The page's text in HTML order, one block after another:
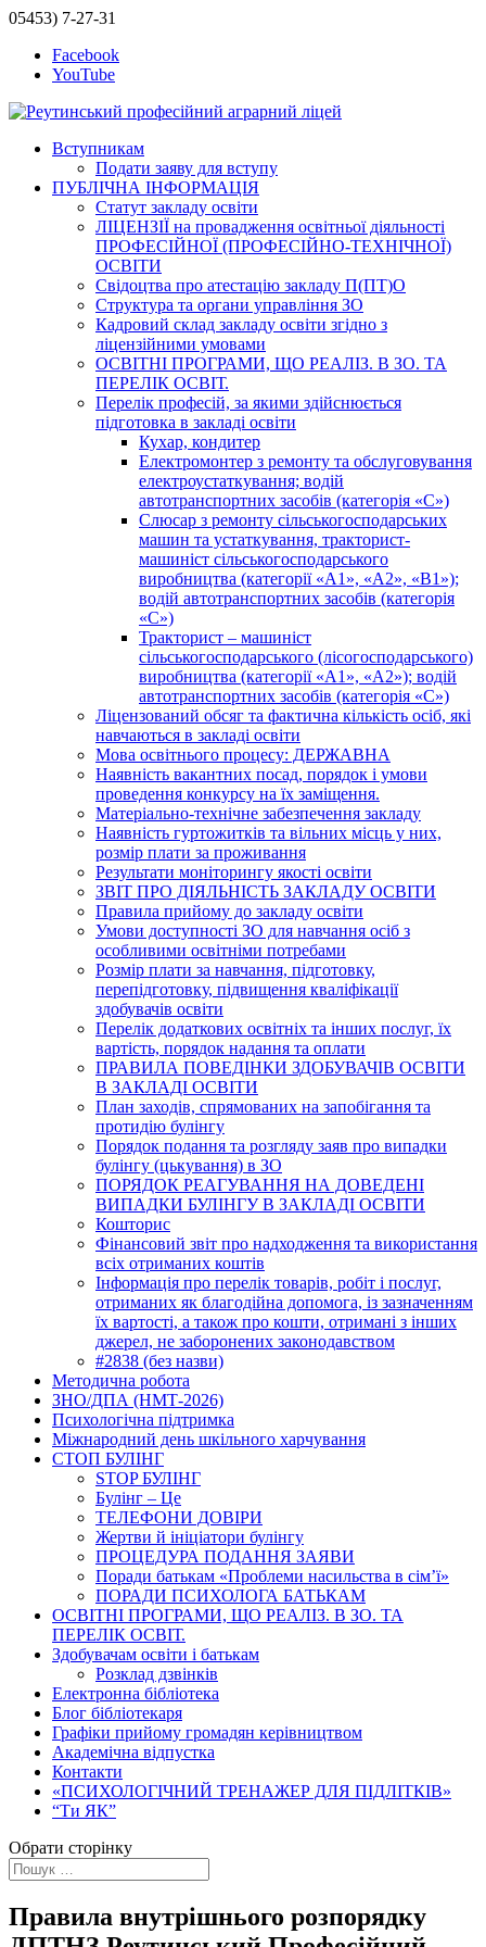
05453) 7-27-31
Facebook
YouTube
Вступникам
Подати заяву для вступу
ПУБЛІЧНА ІНФОРМАЦІЯ
Статут закладу освіти
ЛІЦЕНЗІЇ на провадження освітньої діяльності
ПРОФЕСІЙНОЇ (ПРОФЕСІЙНО-ТЕХНІЧНОЇ)
ОСВІТИ
Свідоцтва про атестацію закладу П(ПТ)О
Структура та органи управління ЗО
Кадровий склад закладу освіти згідно з
ліцензійними умовами
ОСВІТНІ ПРОГРАМИ, ЩО РЕАЛІЗ. В ЗО. ТА
ПЕРЕЛІК ОСВІТ.
Перелік професій, за якими здійснюється
підготовка в закладі освіти
Кухар, кондитер
Електромонтер з ремонту та обслуговування
електроустаткування; водій
автотранспортних засобів (категорія «С»)
Слюсар з ремонту сільськогосподарських
машин та устаткування, тракторист-
машиніст сільськогосподарського
виробництва (категорії «А1», «А2», «В1»);
водій автотранспортних засобів (категорія
«С»)
Тракторист – машиніст
сільськогосподарського (лісогосподарського)
виробництва (категорії «А1», «А2»); водій
автотранспортних засобів (категорія «С»)
Ліцензований обсяг та фактична кількість осіб, які
навчаються в закладі освіти
Мова освітнього процесу: ДЕРЖАВНА
Наявність вакантних посад, порядок і умови
проведення конкурсу на їх заміщення.
Матеріально-технічне забезпечення закладу
Наявність гуртожитків та вільних місць у них,
розмір плати за проживання
Результати моніторингу якості освіти
ЗВІТ ПРО ДІЯЛЬНІСТЬ ЗАКЛАДУ ОСВІТИ
Правила прийому до закладу освіти
Умови доступності ЗО для навчання осіб з
особливими освітніми потребами
Розмір плати за навчання, підготовку,
перепідготовку, підвищення кваліфікації
здобувачів освіти
Перелік додаткових освітніх та інших послуг, їх
вартість, порядок надання та оплати
ПРАВИЛА ПОВЕДІНКИ ЗДОБУВАЧІВ ОСВІТИ
В ЗАКЛАДІ ОСВІТИ
План заходів, спрямованих на запобігання та
протидію булінгу
Порядок подання та розгляду заяв про випадки
булінгу (цькування) в ЗО
ПОРЯДОК РЕАГУВАННЯ НА ДОВЕДЕНІ
ВИПАДКИ БУЛІНГУ В ЗАКЛАДІ ОСВІТИ
Кошторис
Фінансовий звіт про надходження та використання
всіх отриманих коштів
Інформація про перелік товарів, робіт і послуг,
отриманих як благодійна допомога, із зазначенням
їх вартості, а також про кошти, отримані з інших
джерел, не заборонених законодавством
#2838 (без назви)
Методична робота
ЗНО/ДПА (НМТ-2026)
Психологічна підтримка
Міжнародний день шкільного харчування
СТОП БУЛІНГ
STOP БУЛІНГ
Булінг – Це
ТЕЛЕФОНИ ДОВІРИ
Жертви й ініціатори булінгу
ПРОЦЕДУРА ПОДАННЯ ЗАЯВИ
Поради батькам «Проблеми насильства в сім’ї»
ПОРАДИ ПСИХОЛОГА БАТЬКАМ
ОСВІТНІ ПРОГРАМИ, ЩО РЕАЛІЗ. В ЗО. ТА
ПЕРЕЛІК ОСВІТ.
Здобувачам освіти і батькам
Розклад дзвінків
Електронна бібліотека
Блог бібліотекаря
Графіки прийому громадян керівництвом
Академічна відпустка
Контакти
«ПСИХОЛОГІЧНИЙ ТРЕНАЖЕР ДЛЯ ПІДЛІТКІВ»
“Ти ЯК”
Обрати сторінку
Правила внутрішнього розпорядку